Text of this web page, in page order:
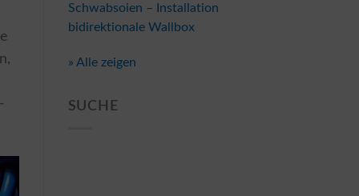
Schwabsoien – Installation
bidirektionale Wallbox
» Alle zeigen
SUCHE